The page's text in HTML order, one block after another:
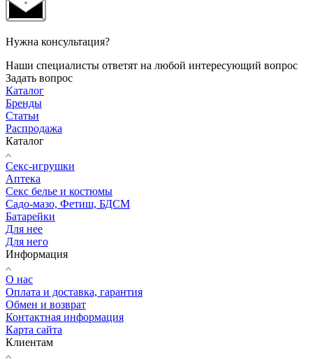
Нужна консультация?
Наши специалисты ответят на любой интересующий вопрос
Задать вопрос
Каталог
Бренды
Статьи
Распродажа
Каталог
Секс-игрушки
Аптека
Секс белье и костюмы
Садо-мазо, Фетиш, БДСМ
Батарейки
Для нее
Для него
Информация
О нас
Оплата и доставка, гарантия
Обмен и возврат
Контактная информация
Карта сайта
Клиентам